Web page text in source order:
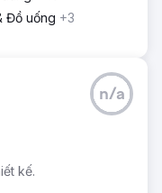
Đồ uống +3
kế.
n/a